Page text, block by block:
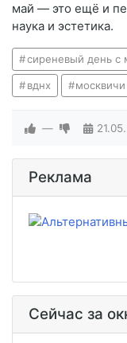
май — это ещё и
наука и эстетика.
сиреневый день с
вднх москвичи
—
Реклама
Сейчас за